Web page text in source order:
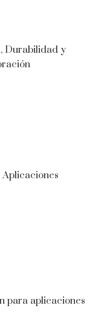
Durabilidad y
para aplicaciones